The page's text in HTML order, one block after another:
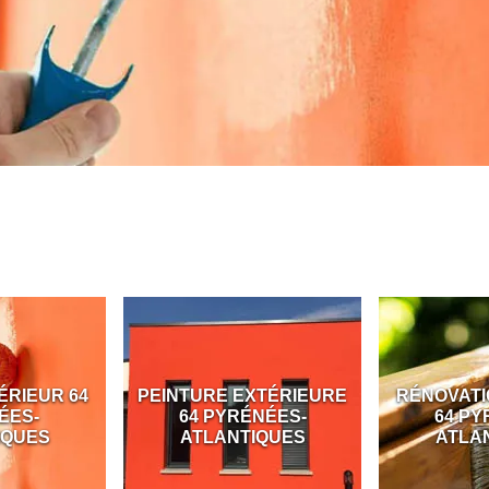
64
PEINTURE EXTÉRIEURE
64 PYRÉNÉES-
ATLANTIQUES
64